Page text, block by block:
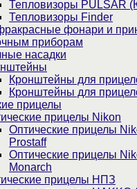
Тепловизоры PULSAR
Тепловизоры Finder
фонари и
приборам
насадки
Кронштейны для
Кронштейны для
прицелы
прицелы Nikon
Оптические прицелы
Prostaff
Оптические прицелы
Monarch
прицелы НПЗ